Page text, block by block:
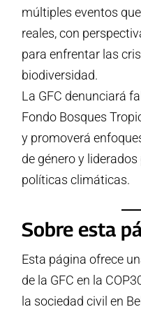
10.Mantente Conectado
múltiples eventos
reales, con
para enfrentar las
biodiversidad.
La GFC denunciará
Fondo Bosques
y promoverá
de género y
políticas climáticas.
Sobre esta
Esta página ofrece
de la GFC en la
la sociedad civil en